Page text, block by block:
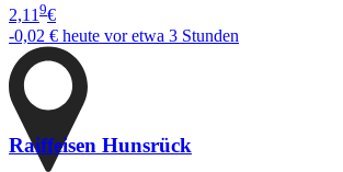
2,119€
-0,02 € heute vor etwa 3 Stunden
Raiffeisen Hunsrück